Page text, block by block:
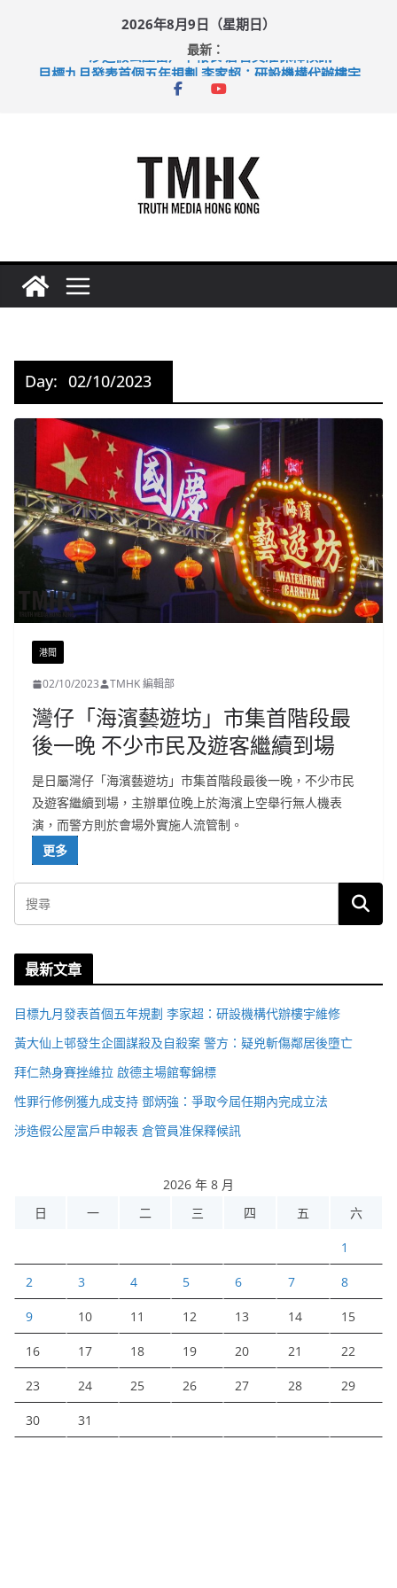
2026年8月9日（星期日）
最新：
涉造假公屋富戶申報表 倉管員准保釋候訊
Day: 02/10/2023
港聞
02/10/2023 TMHK 編輯部
灣仔「海濱藝遊坊」市集首階段最
後一晚 不少市民及遊客繼續到場
是日屬灣仔「海濱藝遊坊」市集首階段最後一晚，不少市民
及遊客繼續到場，主辦單位晚上於海濱上空舉行無人機表
演，而警方則於會場外實施人流管制。
更多
最新文章
目標九月發表首個五年規劃 李家超：研設機構代辦樓宇維修
黃大仙上邨發生企圖謀殺及自殺案 警方：疑兇斬傷鄰居後墮亡
拜仁熱身賽挫維拉 啟德主場館奪錦標
性罪行修例獲九成支持 鄧炳強：爭取今屆任期內完成立法
涉造假公屋富戶申報表 倉管員准保釋候訊
2026 年 8 月
日
一 二 三 四 五 六
1
2 3 4 5 6 7 8
9 10 11 12 13 14 15
16 17 18 19 20 21 22
23 24 25 26 27 28 29
30 31